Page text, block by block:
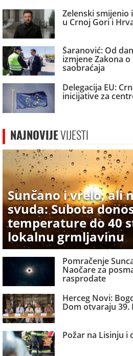
Zelenski smijenio
u Crnoj Gori i
Šaranović: Od
izmjene Zakona
saobraćaja
Delegacija EU:
inicijative za
NAJNOVIJEVIJESTI
Sunčano i vrelo, ali
svuda: Subota
temperature do 40
lokalnu grmljavinu
Pomračenje
Naočare za
rasprodate
Herceg Novi:
Dom otvaraju 39.
Požar na Lisinju i